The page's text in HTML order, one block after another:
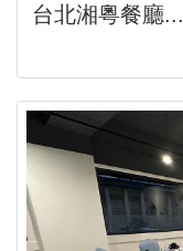
台北湘粵餐廳...